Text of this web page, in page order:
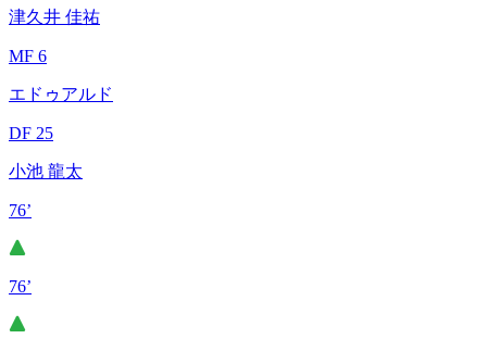
津久井 佳祐
MF 6
エドゥアルド
DF 25
小池 龍太
76’
76’